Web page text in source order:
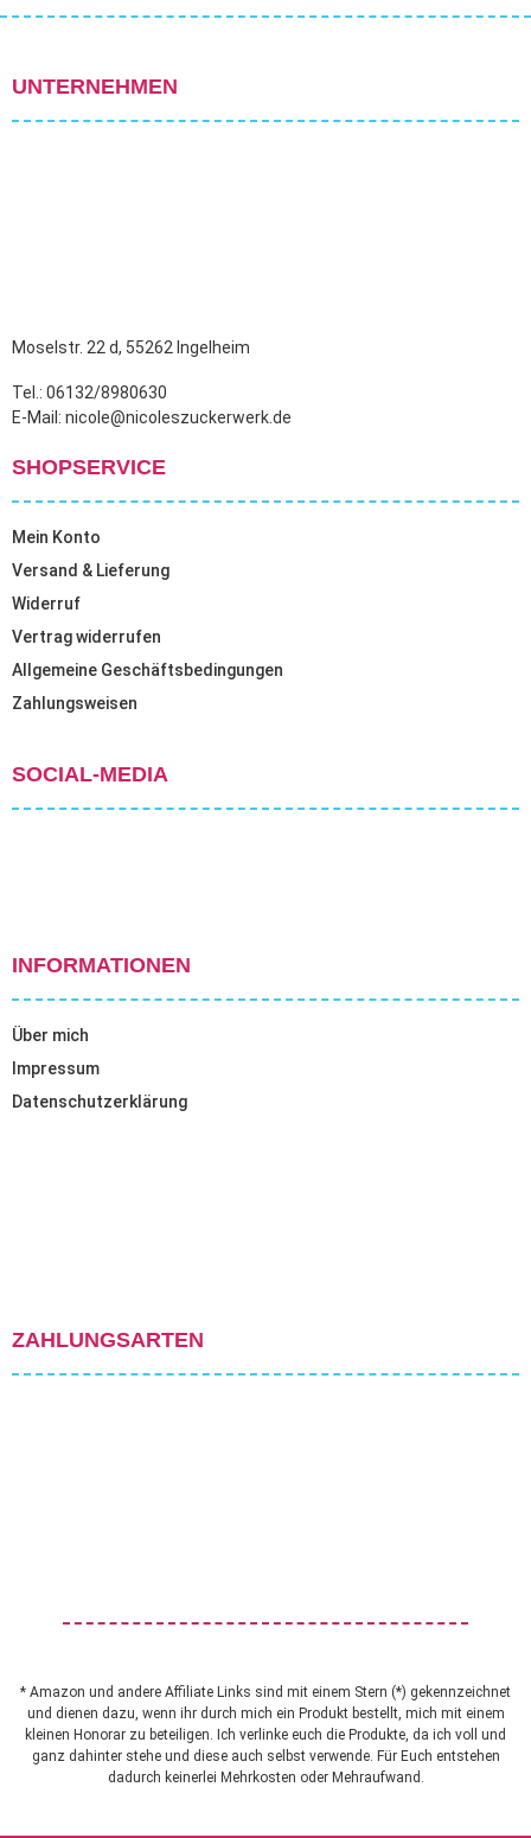
UNTERNEHMEN
Moselstr. 22 d, 55262 Ingelheim
Tel.: 06132/8980630
E-Mail: nicole@nicoleszuckerwerk.de
SHOPSERVICE
Mein Konto
Versand & Lieferung
Widerruf
Vertrag widerrufen
Allgemeine Geschäftsbedingungen
Zahlungsweisen
SOCIAL-MEDIA
INFORMATIONEN
Über mich
Impressum
Datenschutzerklärung
ZAHLUNGSARTEN
* Amazon und andere Affiliate Links sind mit einem Stern (*) gekennzeichnet
und dienen dazu, wenn ihr durch mich ein Produkt bestellt, mich mit einem
kleinen Honorar zu beteiligen. Ich verlinke euch die Produkte, da ich voll und
ganz dahinter stehe und diese auch selbst verwende. Für Euch entstehen
dadurch keinerlei Mehrkosten oder Mehraufwand.